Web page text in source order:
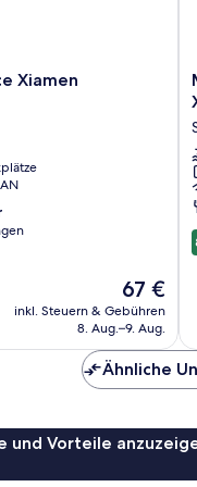
Xiamen
Der
Preis
beträgt
67 €
inkl. Steuern & Gebühren
8. Aug.–9. Aug.
Ähnliche
und Vorteile